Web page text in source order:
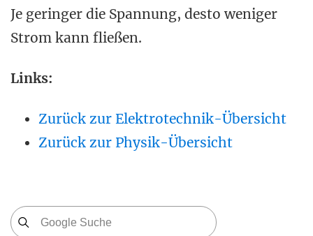
Je geringer die Spannung, desto weniger
Strom kann fließen.
Links:
Zurück zur Elektrotechnik-Übersicht
Zurück zur Physik-Übersicht